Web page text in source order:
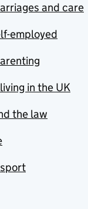
and care
employed
in the UK
the law